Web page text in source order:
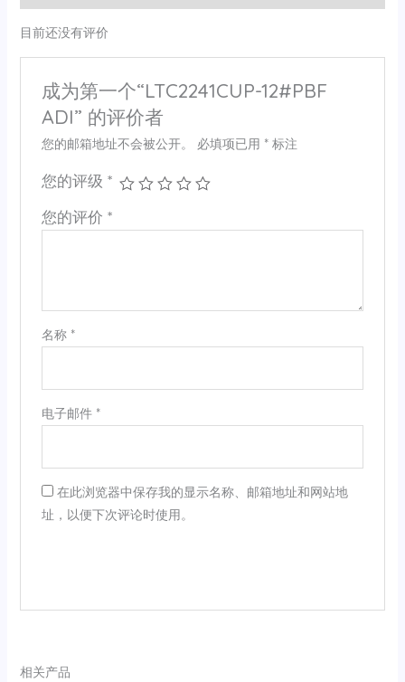
目前还没有评价
成为第一个“LTC2241CUP-12#PBF
ADI” 的评价者
您的邮箱地址不会被公开。 必填项已用 *标注
您的评级 *
您的评价 *
名称 *
电子邮件 *
在此浏览器中保存我的显示名称、邮箱地址和网站地
址，以便下次评论时使用。
相关产品